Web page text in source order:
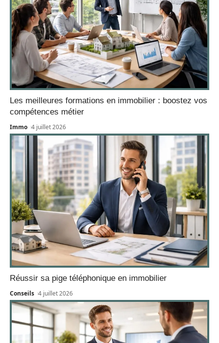
Les meilleures formations en immobilier : boostez vos
compétences métier
Immo 4 juillet 2026
Réussir sa pige téléphonique en immobilier
Conseils 4 juillet 2026